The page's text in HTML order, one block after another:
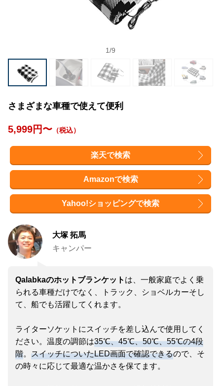
1/9
さまざまな車種で使えて便利
5,999円〜 （税込）
楽天で検索
Amazonで検索
Yahoo!ショッピングで検索
大塚 拓馬
キャンパー
Qalabkaのホットブランケット は、一般家庭でよく乗
られる車種だけでなく、トラック、ショベルカーそし
て、船でも活躍してくれます。
ライターソケットにスイッチを差し込んで使用してく
ださい。温度の調節は35℃、45℃、50℃、55℃の4段
階。 スイッチについたLED画面で確認できるので、そ
の時々に応じて最適な温かさを保てます。